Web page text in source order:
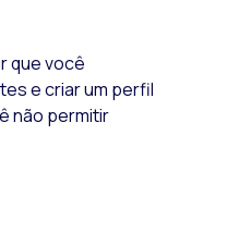
que você
e criar um perfil
não permitir